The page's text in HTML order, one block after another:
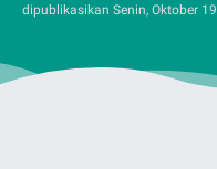
dipublikasikan Senin, Oktober